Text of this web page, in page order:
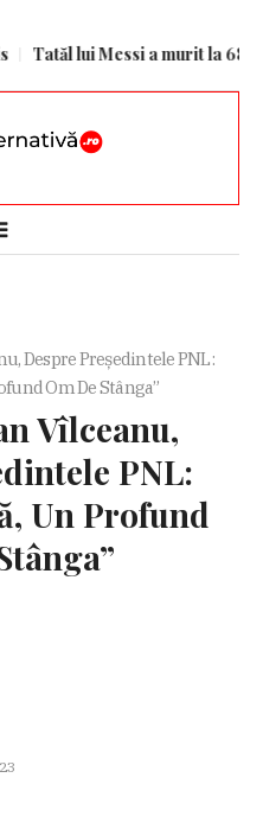
Tatăl lui Messi a murit la 68 de
Despre Președintele PNL:
Om De Stânga”
Vîlceanu,
PNL:
Un Profund